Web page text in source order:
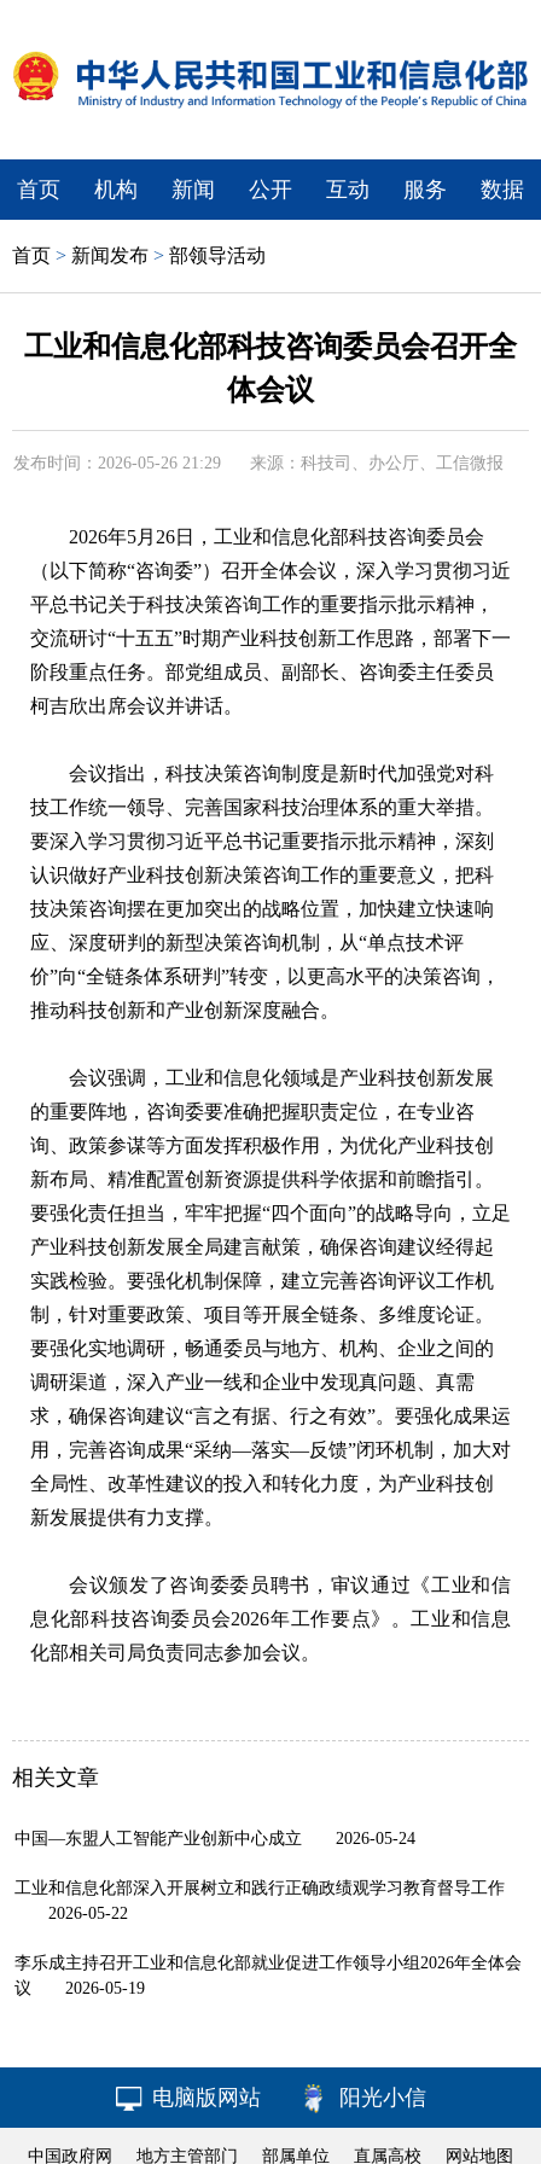
首页 机构 新闻 公开 互动 服务 数据
首页 > 新闻发布 > 部领导活动
工业和信息化部科技咨询委员会召开全
体会议
发布时间：2026-05-26 21:29 来源：科技司、办公厅、工信微报
2026年5月26日，工业和信息化部科技咨询委员会
（以下简称“咨询委”）召开全体会议，深入学习贯彻习近
平总书记关于科技决策咨询工作的重要指示批示精神，
交流研讨“十五五”时期产业科技创新工作思路，部署下一
阶段重点任务。部党组成员、副部长、咨询委主任委员
柯吉欣出席会议并讲话。
会议指出，科技决策咨询制度是新时代加强党对科
技工作统一领导、完善国家科技治理体系的重大举措。
要深入学习贯彻习近平总书记重要指示批示精神，深刻
认识做好产业科技创新决策咨询工作的重要意义，把科
技决策咨询摆在更加突出的战略位置，加快建立快速响
应、深度研判的新型决策咨询机制，从“单点技术评
价”向“全链条体系研判”转变，以更高水平的决策咨询，
推动科技创新和产业创新深度融合。
会议强调，工业和信息化领域是产业科技创新发展
的重要阵地，咨询委要准确把握职责定位，在专业咨
询、政策参谋等方面发挥积极作用，为优化产业科技创
新布局、精准配置创新资源提供科学依据和前瞻指引。
要强化责任担当，牢牢把握“四个面向”的战略导向，立足
产业科技创新发展全局建言献策，确保咨询建议经得起
实践检验。要强化机制保障，建立完善咨询评议工作机
制，针对重要政策、项目等开展全链条、多维度论证。
要强化实地调研，畅通委员与地方、机构、企业之间的
调研渠道，深入产业一线和企业中发现真问题、真需
求，确保咨询建议“言之有据、行之有效”。要强化成果运
用，完善咨询成果“采纳—落实—反馈”闭环机制，加大对
全局性、改革性建议的投入和转化力度，为产业科技创
新发展提供有力支撑。
会议颁发了咨询委委员聘书，审议通过《工业和信
息化部科技咨询委员会2026年工作要点》。工业和信息
化部相关司局负责同志参加会议。
相关文章
中国—东盟人工智能产业创新中心成立 2026-05-24
工业和信息化部深入开展树立和践行正确政绩观学习教育督导工作
2026-05-22
李乐成主持召开工业和信息化部就业促进工作领导小组2026年全体会
议
2026-05-19
电脑版网站 阳光小信
中国政府网 地方主管部门 部属单位 直属高校 网站地图